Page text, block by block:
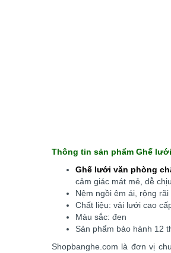
Thông tin sản phẩm Ghế
Ghế lưới văn phòng
cảm giác mát mẻ, dễ
Nệm ngồi êm ái, rộng
Chất liệu: vải lưới cao
Màu sắc: đen
Sản phẩm bảo hành 12
Shopbanghe.com là đơn vị